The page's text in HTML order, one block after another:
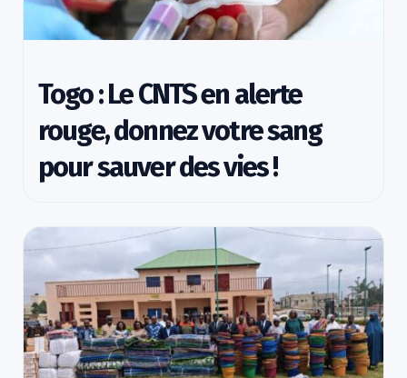
Togo : Le CNTS en alerte
rouge, donnez votre sang
pour sauver des vies !